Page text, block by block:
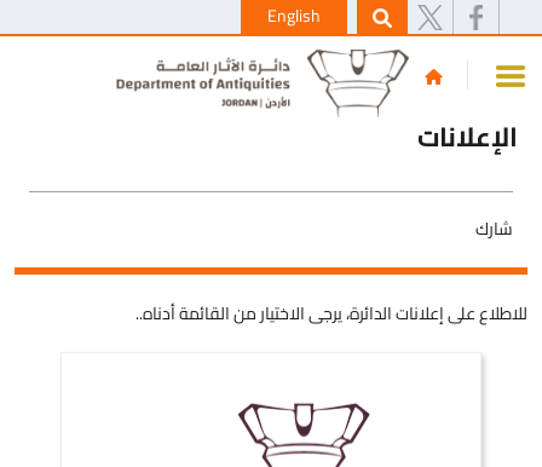
English
الإعلانات
شارك
للاطلاع على إعلانات الدائرة، يرجى الاختيار من القائمة أدناه..